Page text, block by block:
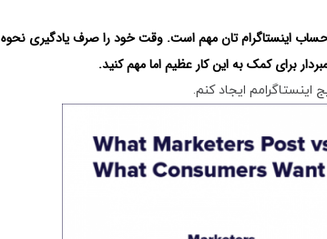
حساب اینستاگرام تان مهم است. وقت خود را صرف یادگیری نحوه
برای کمک به این کار عظیم اما مهم کنید.
ایجاد کنم.